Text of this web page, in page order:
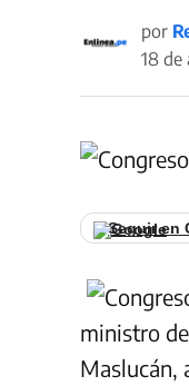
por
18 de
Seguir en
ministro
Maslucán,